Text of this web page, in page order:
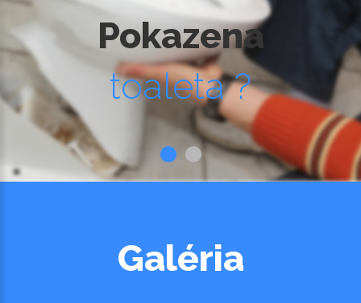
Pokazena
toaleta ?
Galéria